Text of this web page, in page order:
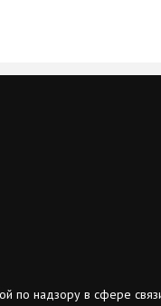
надзору в сфере